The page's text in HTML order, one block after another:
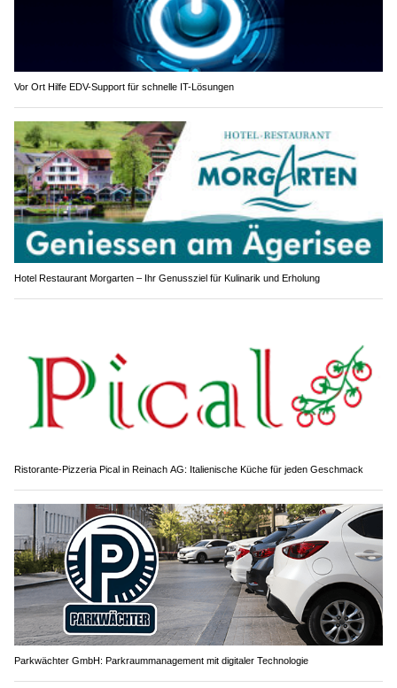
Vor Ort Hilfe EDV-Support für schnelle IT-Lösungen
Hotel Restaurant Morgarten – Ihr Genussziel für Kulinarik und Erholung
Ristorante-Pizzeria Pical in Reinach AG: Italienische Küche für jeden Geschmack
Parkwächter GmbH: Parkraummanagement mit digitaler Technologie